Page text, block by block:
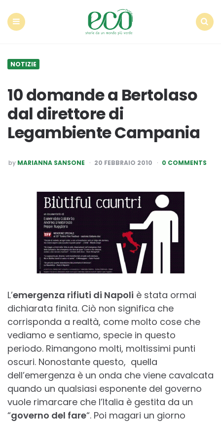
NOTIZIE
10 domande a Bertolaso
dal direttore di
Legambiente Campania
POSTED
BY
by MARIANNA SANSONE 20 FEBBRAIO 2010 0 COMMENTS
L’emergenza rifiuti di Napoli è stata ormai
dichiarata finita. Ciò non significa che
corrisponda a realtà, come molto cose che
vediamo e sentiamo, specie in questo
periodo. Rimangono molti, moltissimi punti
oscuri. Nonostante questo, quella
dell’emergenza è un onda che viene cavalcata
quando un qualsiasi esponente del governo
vuole rimarcare che l’Italia è gestita da un
“governo del fare“. Poi magari un giorno